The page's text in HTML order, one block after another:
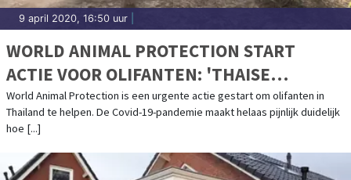
9 april 2020, 16:50 uur
WORLD ANIMAL PROTECTION START
ACTIE VOOR OLIFANTEN: 'THAISE
OLIFANTEN IN DE PROBLEMEN DOOR
CORONACRISIS'
World Animal Protection is een urgente actie gestart om olifanten in
Thailand te helpen. De Covid-19-pandemie maakt helaas pijnlijk duidelijk
hoe [...]